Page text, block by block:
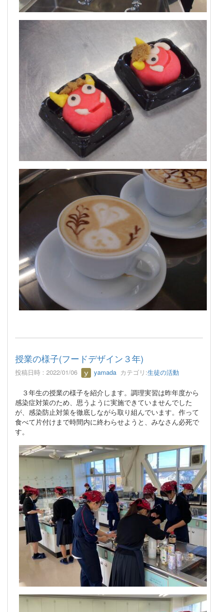
授業の様子(フードデザイン３年)
投稿日時 : 2022/01/06 yamada カテゴリ:生徒の活動
３年生の授業の様子を紹介します。調理実習は昨年度から
感染症対策のため、思うように実施できていませんでした
が、感染防止対策を徹底しながら取り組んでいます。作って
食べて片付けまで時間内に終わらせようと、みなさん必死で
す。